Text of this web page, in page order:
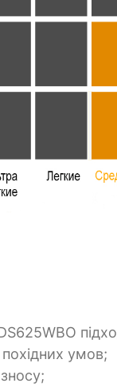
похідних умов;